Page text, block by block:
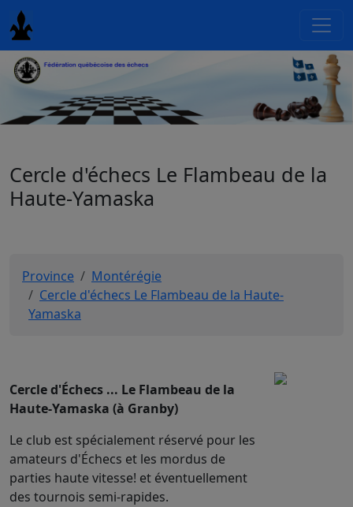
Cercle d'échecs Le Flambeau de la
Haute-Yamaska
Province
Montérégie
Cercle d'échecs Le Flambeau de la Haute-
Yamaska
Cercle d'Échecs ... Le Flambeau de la
Haute-Yamaska (à Granby)
Le club est spécialement réservé pour les
amateurs d'Échecs et les mordus de
parties haute vitesse! et éventuellement
des tournois semi-rapides.